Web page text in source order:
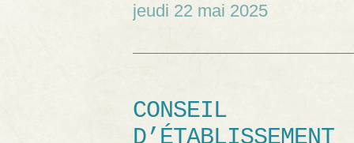
jeudi 22 mai 2025
CONSEIL
D’ÉTABLISSEMENT